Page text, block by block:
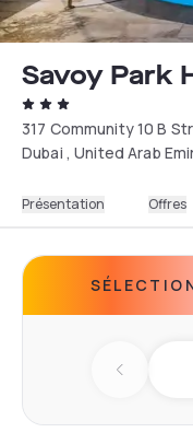
Savoy Park
317 Community 10 B
Dubai , United Arab
Présentation Offres
Previous